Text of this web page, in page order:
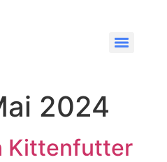
2024
Kittenfutter